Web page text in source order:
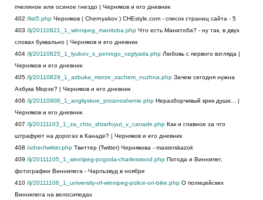
пчелиное или осиное гнездо | Черняков и его дневник
402 /list5.php Черняков ( Chernyakov ) CHEstyle.com - cписок страниц сайта - 5
403 /lj/20110821_1_winnipeg_manitoba.php Что есть Манитоба? - ну так, в двух
словах буквально | Черняков и его дневник
404 /lj/20110825_1_lyubov_s_pervogo_vzglyada.php Любовь с первого взгляда |
Черняков и его дневник
405 /lj/20110829_1_azbuka_morze_zachem_nuzhna.php Зачем сегодня нужна
Азбука Морзе? | Черняков и его дневник
406 /lj/20110906_1_angliyskoe_proiznoshenie.php Неразборчивый крик души... |
Черняков и его дневник
407 /lj/20111103_1_za_chto_shtarfuyut_v_canade.php Как и главное за что
штрафуют на дорогах в Канаде? | Черняков и его дневник
408 /other/twitter.php Твиттер (Twitter) Чернякова - masterskazok
409 /lj/20111105_1_winnipeg-pogoda-charleswood.php Погода и Виннипег,
фотографии Виннипега - Чарльзвуд в ноябре
410 /lj/20111106_1_university-of-winnipeg-police-on-bike.php О полицейских
Виннипега на велосипедах